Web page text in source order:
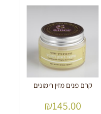
קרם פנים מזין רימונים
₪145.00